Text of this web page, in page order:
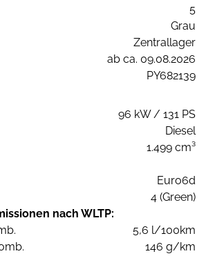
5
Grau
Zentrallager
ab ca. 09.08.2026
PY682139
96 kW / 131 PS
Diesel
1.499 cm³
Euro6d
4 (Green)
nach WLTP:
5,6 l/100km
146 g/km